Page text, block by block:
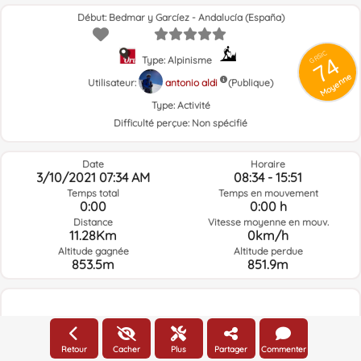
verticales
GRSIC
74
Moyenne
Début: Bedmar y Garcíez - Andalucía (España)
Type: Alpinisme
Utilisateur:
antonio aldi
(Publique)
Type: Activité
Difficulté perçue: Non spécifié
Date
3/10/2021 07:34 AM
Temps total
0:00
Distance
11.28Km
Altitude gagnée
853.5m
Horaire
08:34 - 15:51
Temps en mouvement
0:00 h
Vitesse moyenne en mouv.
0km/h
Altitude perdue
851.9m
Altitude
Retour Cacher Plus Partager Commenter